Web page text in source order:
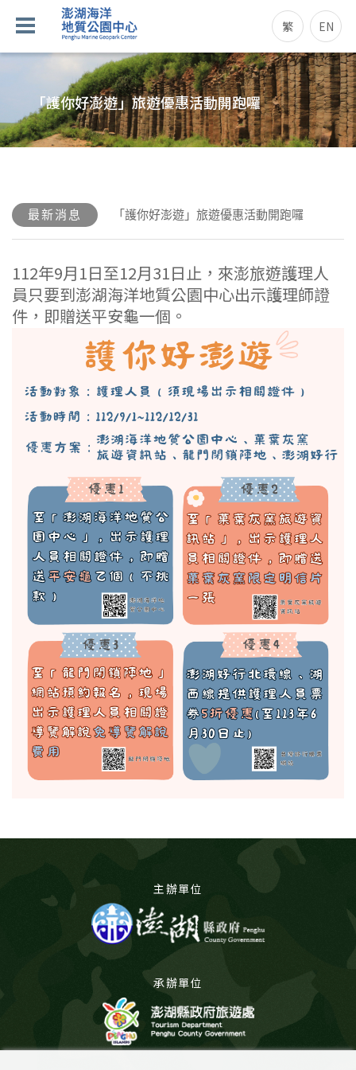
繁 EN
「護你好澎遊」旅遊優惠活動開跑囉
最新消息 「護你好澎遊」旅遊優惠活動開跑囉
112年9月1日至12月31日止，來澎旅遊護理人
員只要到澎湖海洋地質公園中心出示護理師證
件，即贈送平安龜一個。
主辦單位
承辦單位